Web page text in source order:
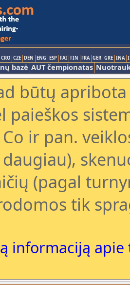
CRO CZE DEN ENG ESP FAI FIN FRA GER GRE INA
bazė AUT čempionatas
būtų
paieškos
ir pan.
(pagal
tik
informaciją